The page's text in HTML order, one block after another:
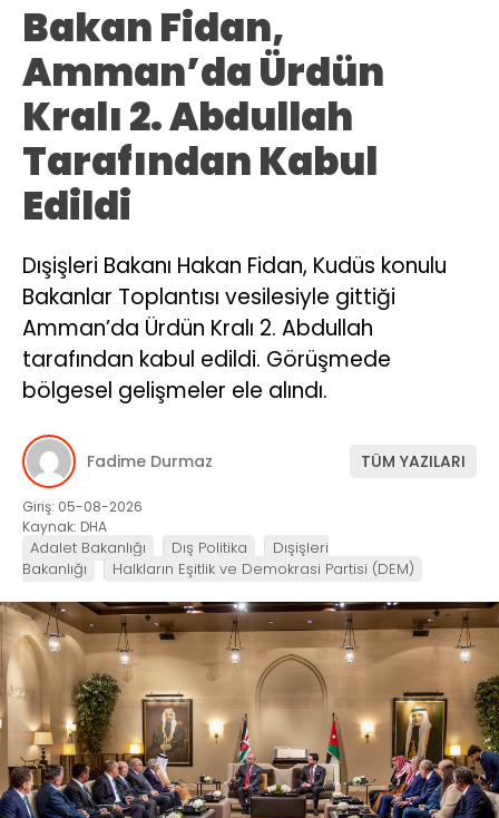
Bakan Fidan,
Amman’da Ürdün
Kralı 2. Abdullah
Tarafından Kabul
Edildi
Dışişleri Bakanı Hakan Fidan, Kudüs konulu
Bakanlar Toplantısı vesilesiyle gittiği
Amman’da Ürdün Kralı 2. Abdullah
tarafından kabul edildi. Görüşmede
bölgesel gelişmeler ele alındı.
Fadime Durmaz TÜM YAZILARI
Giriş: 05-08-2026
Kaynak: DHA
Adalet Bakanlığı Dış Politika
Dışişleri
Bakanlığı
Halkların Eşitlik ve Demokrasi Partisi (DEM)